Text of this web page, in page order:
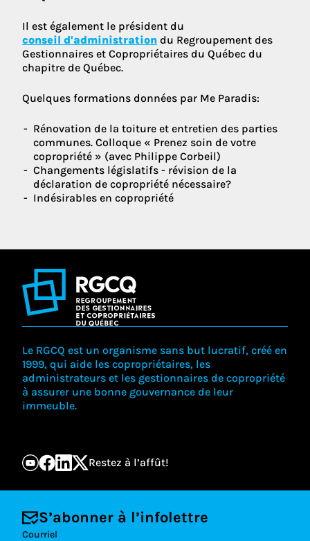
Il est également le président du
conseil d'administration du Regroupement des
Gestionnaires et Copropriétaires du Québec du
chapitre de Québec.
Quelques formations données par Me Paradis:
Rénovation de la toiture et entretien des parties
communes. Colloque « Prenez soin de votre
copropriété » (avec Philippe Corbeil)
Changements législatifs - révision de la
déclaration de copropriété nécessaire?
Indésirables en copropriété
Le RGCQ est un organisme sans but lucratif, créé en
1999, qui aide les copropriétaires, les
administrateurs et les gestionnaires de copropriété
à assurer une bonne gouvernance de leur
immeuble.
Restez à l’affût!
S’abonner à l’infolettre
Courriel